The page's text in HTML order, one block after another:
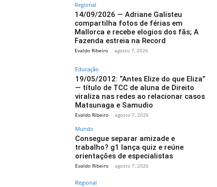
Regional
14/09/2026 — Adriane Galisteu
compartilha fotos de férias em
Mallorca e recebe elogios dos fãs; A
Fazenda estreia na Record
Evaldo Ribeiro - agosto 7, 2026
Educação
19/05/2012: “Antes Elize do que Eliza”
— título de TCC de aluna de Direito
viraliza nas redes ao relacionar casos
Matsunaga e Samudio
Evaldo Ribeiro - agosto 7, 2026
Mundo
Consegue separar amizade e
trabalho? g1 lança quiz e reúne
orientações de especialistas
Evaldo Ribeiro - agosto 7, 2026
Regional